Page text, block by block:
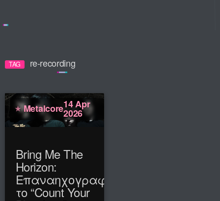
TAG re-recording
Metalcore14 Apr
2026
Bring Me The
Horizon:
Επαναηχογραφούν
το “Count Your